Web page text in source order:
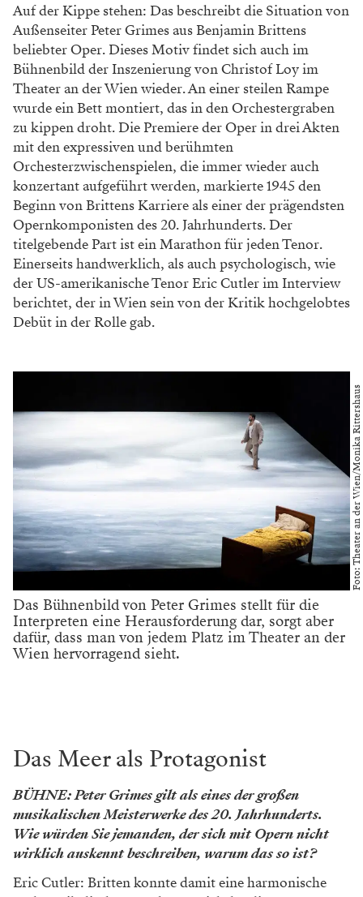
Auf der Kippe stehen: Das beschreibt die Situation von
Außenseiter Peter Grimes aus Benjamin Brittens
beliebter Oper. Dieses Motiv findet sich auch im
Bühnenbild der Inszenierung von Christof Loy im
Theater an der Wien wieder. An einer steilen Rampe
wurde ein Bett montiert, das in den Orchestergraben
zu kippen droht. Die Premiere der Oper in drei Akten
mit den expressiven und berühmten
Orchesterzwischenspielen, die immer wieder auch
konzertant aufgeführt werden, markierte 1945 den
Beginn von Brittens Karriere als einer der prägendsten
Opernkomponisten des 20. Jahrhunderts. Der
titelgebende Part ist ein Marathon für jeden Tenor.
Einerseits handwerklich, als auch psychologisch, wie
der US-amerikanische Tenor Eric Cutler im Interview
berichtet, der in Wien sein von der Kritik hochgelobtes
Debüt in der Rolle gab.
Foto: Theater an der Wien/Monika Rittershaus
Das Bühnenbild von Peter Grimes stellt für die
Interpreten eine Herausforderung dar, sorgt aber
dafür, dass man von jedem Platz im Theater an der
Wien hervorragend sieht.
Das Meer als Protagonist
BÜHNE: Peter Grimes gilt als eines der großen
musikalischen Meisterwerke des 20. Jahrhunderts.
Wie würden Sie jemanden, der sich mit Opern nicht
wirklich auskennt beschreiben, warum das so ist?
Eric Cutler: Britten konnte damit eine harmonische